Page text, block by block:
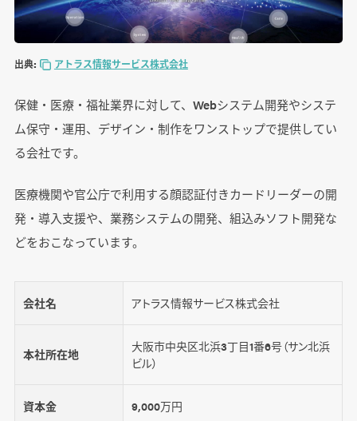
出典: アトラス情報サービス株式会社
保健・医療・福祉業界に対して、Webシステム開発やシステ
ム保守・運用、デザイン・制作をワンストップで提供してい
る会社です。
医療機関や官公庁で利用する顔認証付きカードリーダーの開
発・導入支援や、業務システムの開発、組込みソフト開発な
どをおこなっています。
会社名 アトラス情報サービス株式会社
本社所在地
大阪市中央区北浜3丁目1番6号（サン北浜
ビル）
資本金 9,000万円